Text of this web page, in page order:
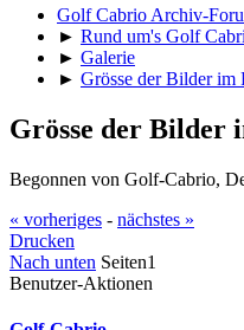
Golf Cabrio Archiv-
► Rund um's Golf
► Galerie
► Grösse der Bilder im
Grösse der Bilder
Begonnen von Golf-Cabrio,
« vorheriges - nächstes »
Drucken
Nach unten Seiten1
Benutzer-Aktionen